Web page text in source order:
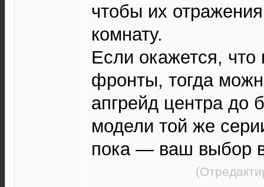
чтобы их
комнату.
Если окажется, что
фронты, тогда
апгрейд центра до
модели той же
пока — ваш выбор